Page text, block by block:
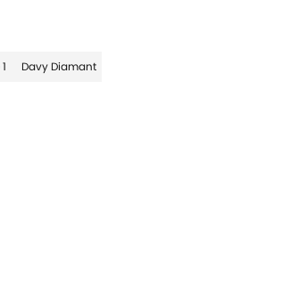
Davy Diamant